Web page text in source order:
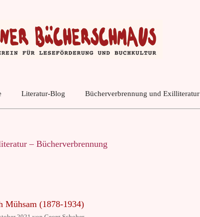
Literatur-Blog Bücherverbrennung und Exilliteratur
– Bücherverbrennung
Mühsam (1878-1934)